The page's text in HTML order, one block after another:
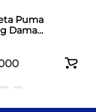
Puma
Dama